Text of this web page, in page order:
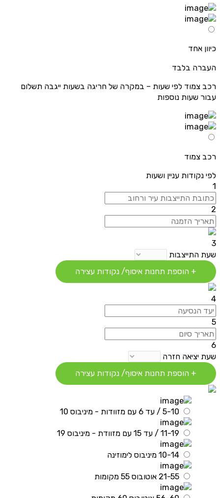
כיוון אחד
העברה בלבד
רכב צמוד לפי שעות – במקרה של חריגה בשעות ייגבה תשלום
עבור שעות נוספות
רכב צמוד
לפי נקודות עניין ושעות
1
2
3
שעת התייצבות
+ הוספת תחנות איסוף/ נקודות עצירה
4
5
6
שעת יציאה חזרה
+ הוספת תחנות איסוף/ נקודות עצירה
5-10 / עד 6 עם מזוודות - מיניבוס 10
11-19 / עד 15 עם מזוודת - מיניבוס 19
10-14 מיניבוס לימוזינה
21-55 אוטובוס 55 מקומות